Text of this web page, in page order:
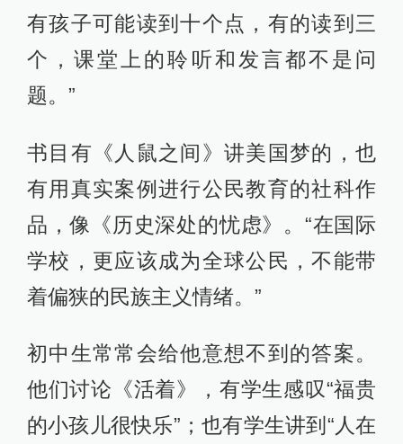
有孩子可能读到十个点，有的读到三
个，课堂上的聆听和发言都不是问
题。”
书目有《人鼠之间》讲美国梦的，也
有用真实案例进行公民教育的社科作
品，像《历史深处的忧虑》。“在国际
学校，更应该成为全球公民，不能带
着偏狭的民族主义情绪。”
初中生常常会给他意想不到的答案。
他们讨论《活着》，有学生感叹“福贵
的小孩儿很快乐”；也有学生讲到“人在